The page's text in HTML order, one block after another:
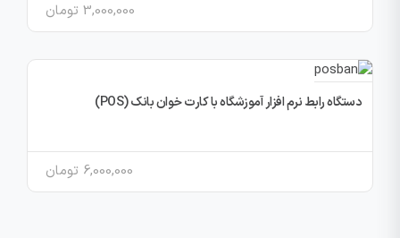
3,000,000 تومان
دستگاه رابط نرم افزار آموزشگاه با کارت خوان بانک (POS)
6,000,000 تومان